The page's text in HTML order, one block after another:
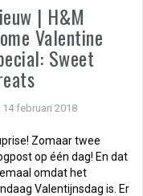
| H&M
Valentine
Sweet
14 februari 2018
Zomaar twee
op één dag! En dat
omdat het
Valentijnsdag is. Er